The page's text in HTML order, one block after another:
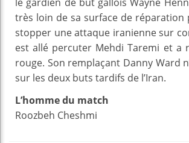
très loin de sa surface de
stopper une attaque iranienne sur
est allé percuter Mehdi Taremi et a
rouge. Son remplaçant Danny Ward
sur les deux buts tardifs de l’Iran.
L’homme du match
Roozbeh Cheshmi